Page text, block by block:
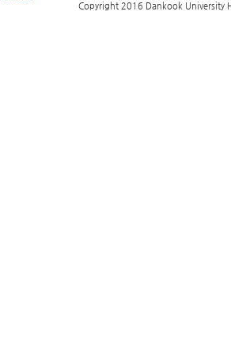
Copyright 2016 Dankook University